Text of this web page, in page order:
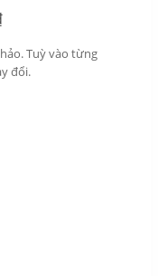
Tuỳ vào từng
đổi.